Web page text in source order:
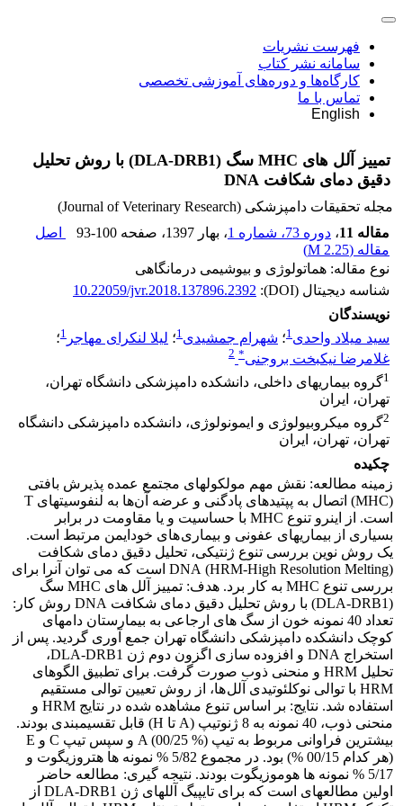
فهرست نشریات
سامانه نشر کتاب
کارگاه‌ها و دوره‌های آموزشی تخصصی
تماس با ما
English
تمییز آلل‏ های MHC سگ (DLA-DRB1) با روش تحلیل
دقیق دمای شکافت DNA
مجله تحقیقات دامپزشکی (Journal of Veterinary Research)
مقاله 11
، دوره 73، شماره 1 ، بهار 1397 ، صفحه 93-100
اصل
مقاله (2.25 M
)
نوع مقاله: هماتولوژی و بیوشیمی درمانگاهی
شناسه دیجیتال (DOI):
10.22059/jvr.2018.137896.2392
نویسندگان
سید میلاد واحدی1؛ شهرام جمشیدی1؛ لیلا لنکرای مهاجر 1؛
غلامرضا نیکبخت بروجنی*
2
1گروه بیماریهای داخلی، دانشکده دامپزشکی دانشگاه تهران،
تهران، ایران
2گروه میکروبیولوژی و ایمونولوژی، دانشکده دامپزشکی دانشگاه
تهران، تهران، ایران
چکیده
زمینه مطالعه: نقش مهم مولکول‏های مجتمع عمده پذیرش بافتی
(MHC) اتصال به پپتید‌های پادگنی و عرضه آن‌ها به لنفوسیت‏های T
است. از اینرو تنوع MHC با حساسیت و یا مقاومت در برابر
بسیاری از بیماری‏های عفونی و بیماری های خودایمن مرتبط است.
یک روش نوین بررسی تنوع ژنتیکی، تحلیل دقیق دمای شکافت
(HRM-High Resolution Melting) DNA است که می توان آنرا برای
بررسی تنوع MHC به کار برد. هدف: تمییز آلل‏ های MHC سگ
(DLA-DRB1) با روش تحلیل دقیق دمای شکافت DNA روش کار:
تعداد 40 نمونه خون از سگ های ارجاعی به بیمارستان دام‏های
کوچک دانشکده دامپزشکی دانشگاه تهران جمع آوری گردید. پس از
استخراج DNA و افزوده سازی اگزون دوم ژن DLA-DRB1،
تحلیل HRM و منحنی ذوب صورت گرفت. برای تطبیق الگوهای
HRM با توالی نوکلئوتیدی آلل ها، از روش تعیین توالی مستقیم
استفاده شد. نتایج: بر اساس تنوع مشاهده شده در نتایج HRM و
منحنی ذوب، 40 نمونه به 8 ژنوتیپ (A تا H) قابل تقسیم‏بندی بودند.
بیشترین فراوانی مربوط به تیپ A (00/25 %) و سپس تیپ C و E
(هر کدام 00/15 %) بود. در مجموع 5/82 % نمونه ها هتروزیگوت و
5/17 % نمونه ها هوموزیگوت بودند. نتیجه گیری: مطالعه حاضر
اولین مطالعه‏ای است که برای تایپیگ آلل‏های ژن DLA-DRB1 از